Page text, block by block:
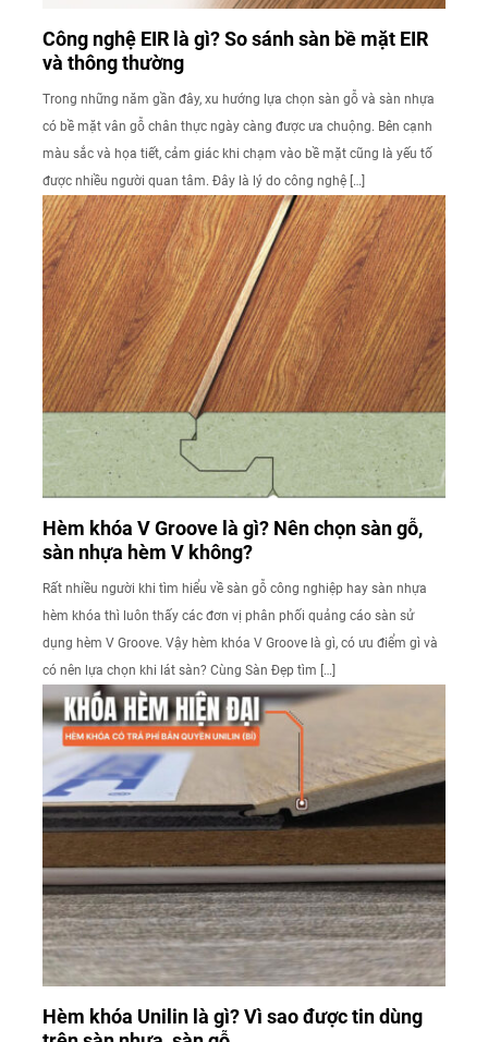
Công nghệ EIR là gì? So sánh sàn bề mặt EIR
và thông thường
Trong những năm gần đây, xu hướng lựa chọn sàn gỗ và sàn nhựa
có bề mặt vân gỗ chân thực ngày càng được ưa chuộng. Bên cạnh
màu sắc và họa tiết, cảm giác khi chạm vào bề mặt cũng là yếu tố
được nhiều người quan tâm. Đây là lý do công nghệ […]
Hèm khóa V Groove là gì? Nên chọn sàn gỗ,
sàn nhựa hèm V không?
Rất nhiều người khi tìm hiểu về sàn gỗ công nghiệp hay sàn nhựa
hèm khóa thì luôn thấy các đơn vị phân phối quảng cáo sàn sử
dụng hèm V Groove. Vậy hèm khóa V Groove là gì, có ưu điểm gì và
có nên lựa chọn khi lát sàn? Cùng Sàn Đẹp tìm […]
Hèm khóa Unilin là gì? Vì sao được tin dùng